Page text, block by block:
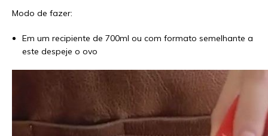
Modo de fazer:
Em um recipiente de 700ml ou com formato semelhante a
este despeje o ovo